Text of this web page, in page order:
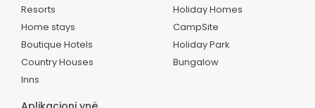
Resorts
Home stays
Boutique Hotels
Country Houses
Inns
Holiday Homes
CampSite
Holiday Park
Bungalow